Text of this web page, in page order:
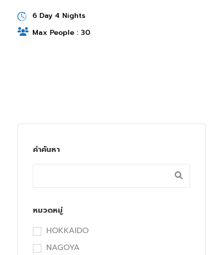
6 Day 4 Nights
Max People : 30
คำค้นหา
หมวดหมู่
HOKKAIDO
NAGOYA